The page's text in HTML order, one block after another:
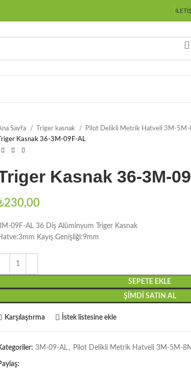
Sayfa Triger kasnak Pilot Delikli Metrik Hatveli 3M-5M-
Triger Kasnak 36-3M-09F-AL
Kasnak 36-3M-
230,00
09F-AL 36 Diş Alüminyum Triger Kasnak
Kayış Genişliği:9mm
SEPETE EKLE
ŞIMDI SATIN AL
Karşılaştırma İstek listesine ekle
3M-09-AL , Pilot Delikli Metrik Hatveli 3M-5M-